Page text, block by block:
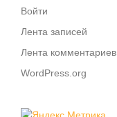
Войти
Лента записей
Лента комментариев
WordPress.org